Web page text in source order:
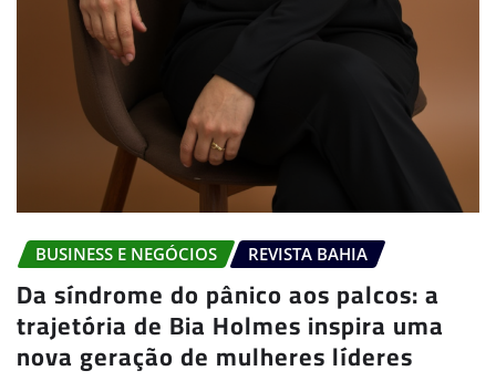
BUSINESS E NEGÓCIOS REVISTA BAHIA
Da síndrome do pânico aos palcos: a
trajetória de Bia Holmes inspira uma
nova geração de mulheres líderes